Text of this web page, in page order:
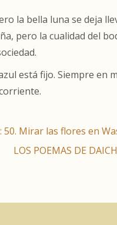
la bella luna se deja
pero la cualidad del
está fijo. Siempre en
50. Mirar las flores en
LOS POEMAS DE